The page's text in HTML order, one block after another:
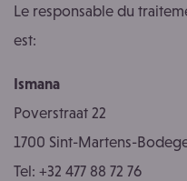
Le responsable du
est:
Ismana
Poverstraat 22
1700 Sint-Martens-
Tel: +32 477 88 72 76